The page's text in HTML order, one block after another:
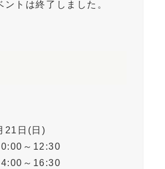
トは終了しました。
21日(日)
～12:30
～16:30